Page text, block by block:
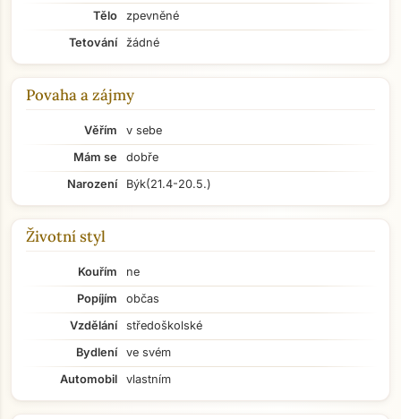
Tělo
zpevněné
Tetování
žádné
Povaha a zájmy
Věřím
v sebe
Mám se
dobře
Narození
Býk(21.4-20.5.)
Životní styl
Kouřím
ne
Popíjím
občas
Vzdělání
středoškolské
Bydlení
ve svém
Automobil
vlastním